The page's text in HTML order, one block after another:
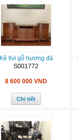
Kệ tivi gỗ hương đá
S001772
8 600 000 VND
Chi tiết